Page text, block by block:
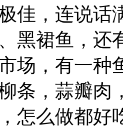
佳，连说话
黑裙鱼，还
场，有一种
条，蒜瓣肉
怎么做都好